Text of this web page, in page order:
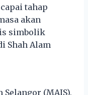
tahap
akan
simbolik
Shah Alam
(MAIS),